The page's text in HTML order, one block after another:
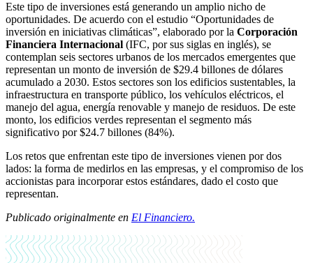
Este tipo de inversiones está generando un amplio nicho de
oportunidades. De acuerdo con el estudio “Oportunidades de
inversión en iniciativas climáticas”, elaborado por la Corporación
Financiera Internacional (IFC, por sus siglas en inglés), se
contemplan seis sectores urbanos de los mercados emergentes que
representan un monto de inversión de $29.4 billones de dólares
acumulado a 2030. Estos sectores son los edificios sustentables, la
infraestructura en transporte público, los vehículos eléctricos, el
manejo del agua, energía renovable y manejo de residuos. De este
monto, los edificios verdes representan el segmento más
significativo por $24.7 billones (84%).
Los retos que enfrentan este tipo de inversiones vienen por dos
lados: la forma de medirlos en las empresas, y el compromiso de los
accionistas para incorporar estos estándares, dado el costo que
representan.
Publicado originalmente en El Financiero.